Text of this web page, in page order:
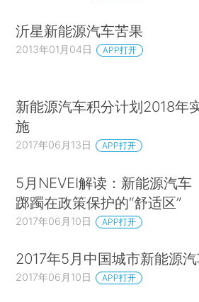
沂星新能源汽车苦果
2013年01月04日 APP打开
新能源汽车积分计划2018年
施
2017年06月13日 APP打开
5月NEVEI解读：新能源汽车
踯躅在政策保护的“舒适区”
2017年06月10日 APP打开
2017年5月中国城市新能源
2017年06月10日 APP打开